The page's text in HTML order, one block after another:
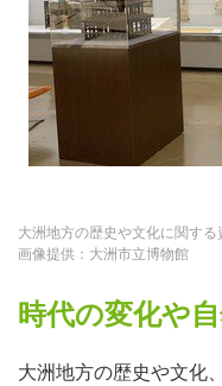
大洲地方の歴史や文化に関す
画像提供：大洲市立博物館
時代の変化や
大洲地方の歴史や文化